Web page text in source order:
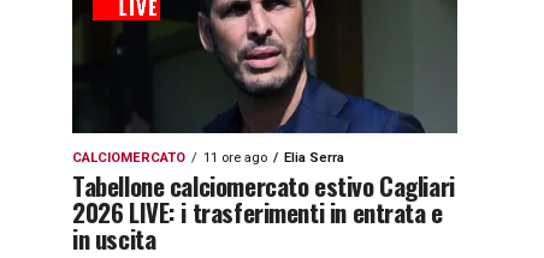
CALCIOMERCATO 11 ore ago Elia Serra
Tabellone calciomercato estivo Cagliari
2026 LIVE: i trasferimenti in entrata e
in uscita